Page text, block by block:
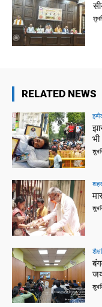
RELATED NEWS
भी